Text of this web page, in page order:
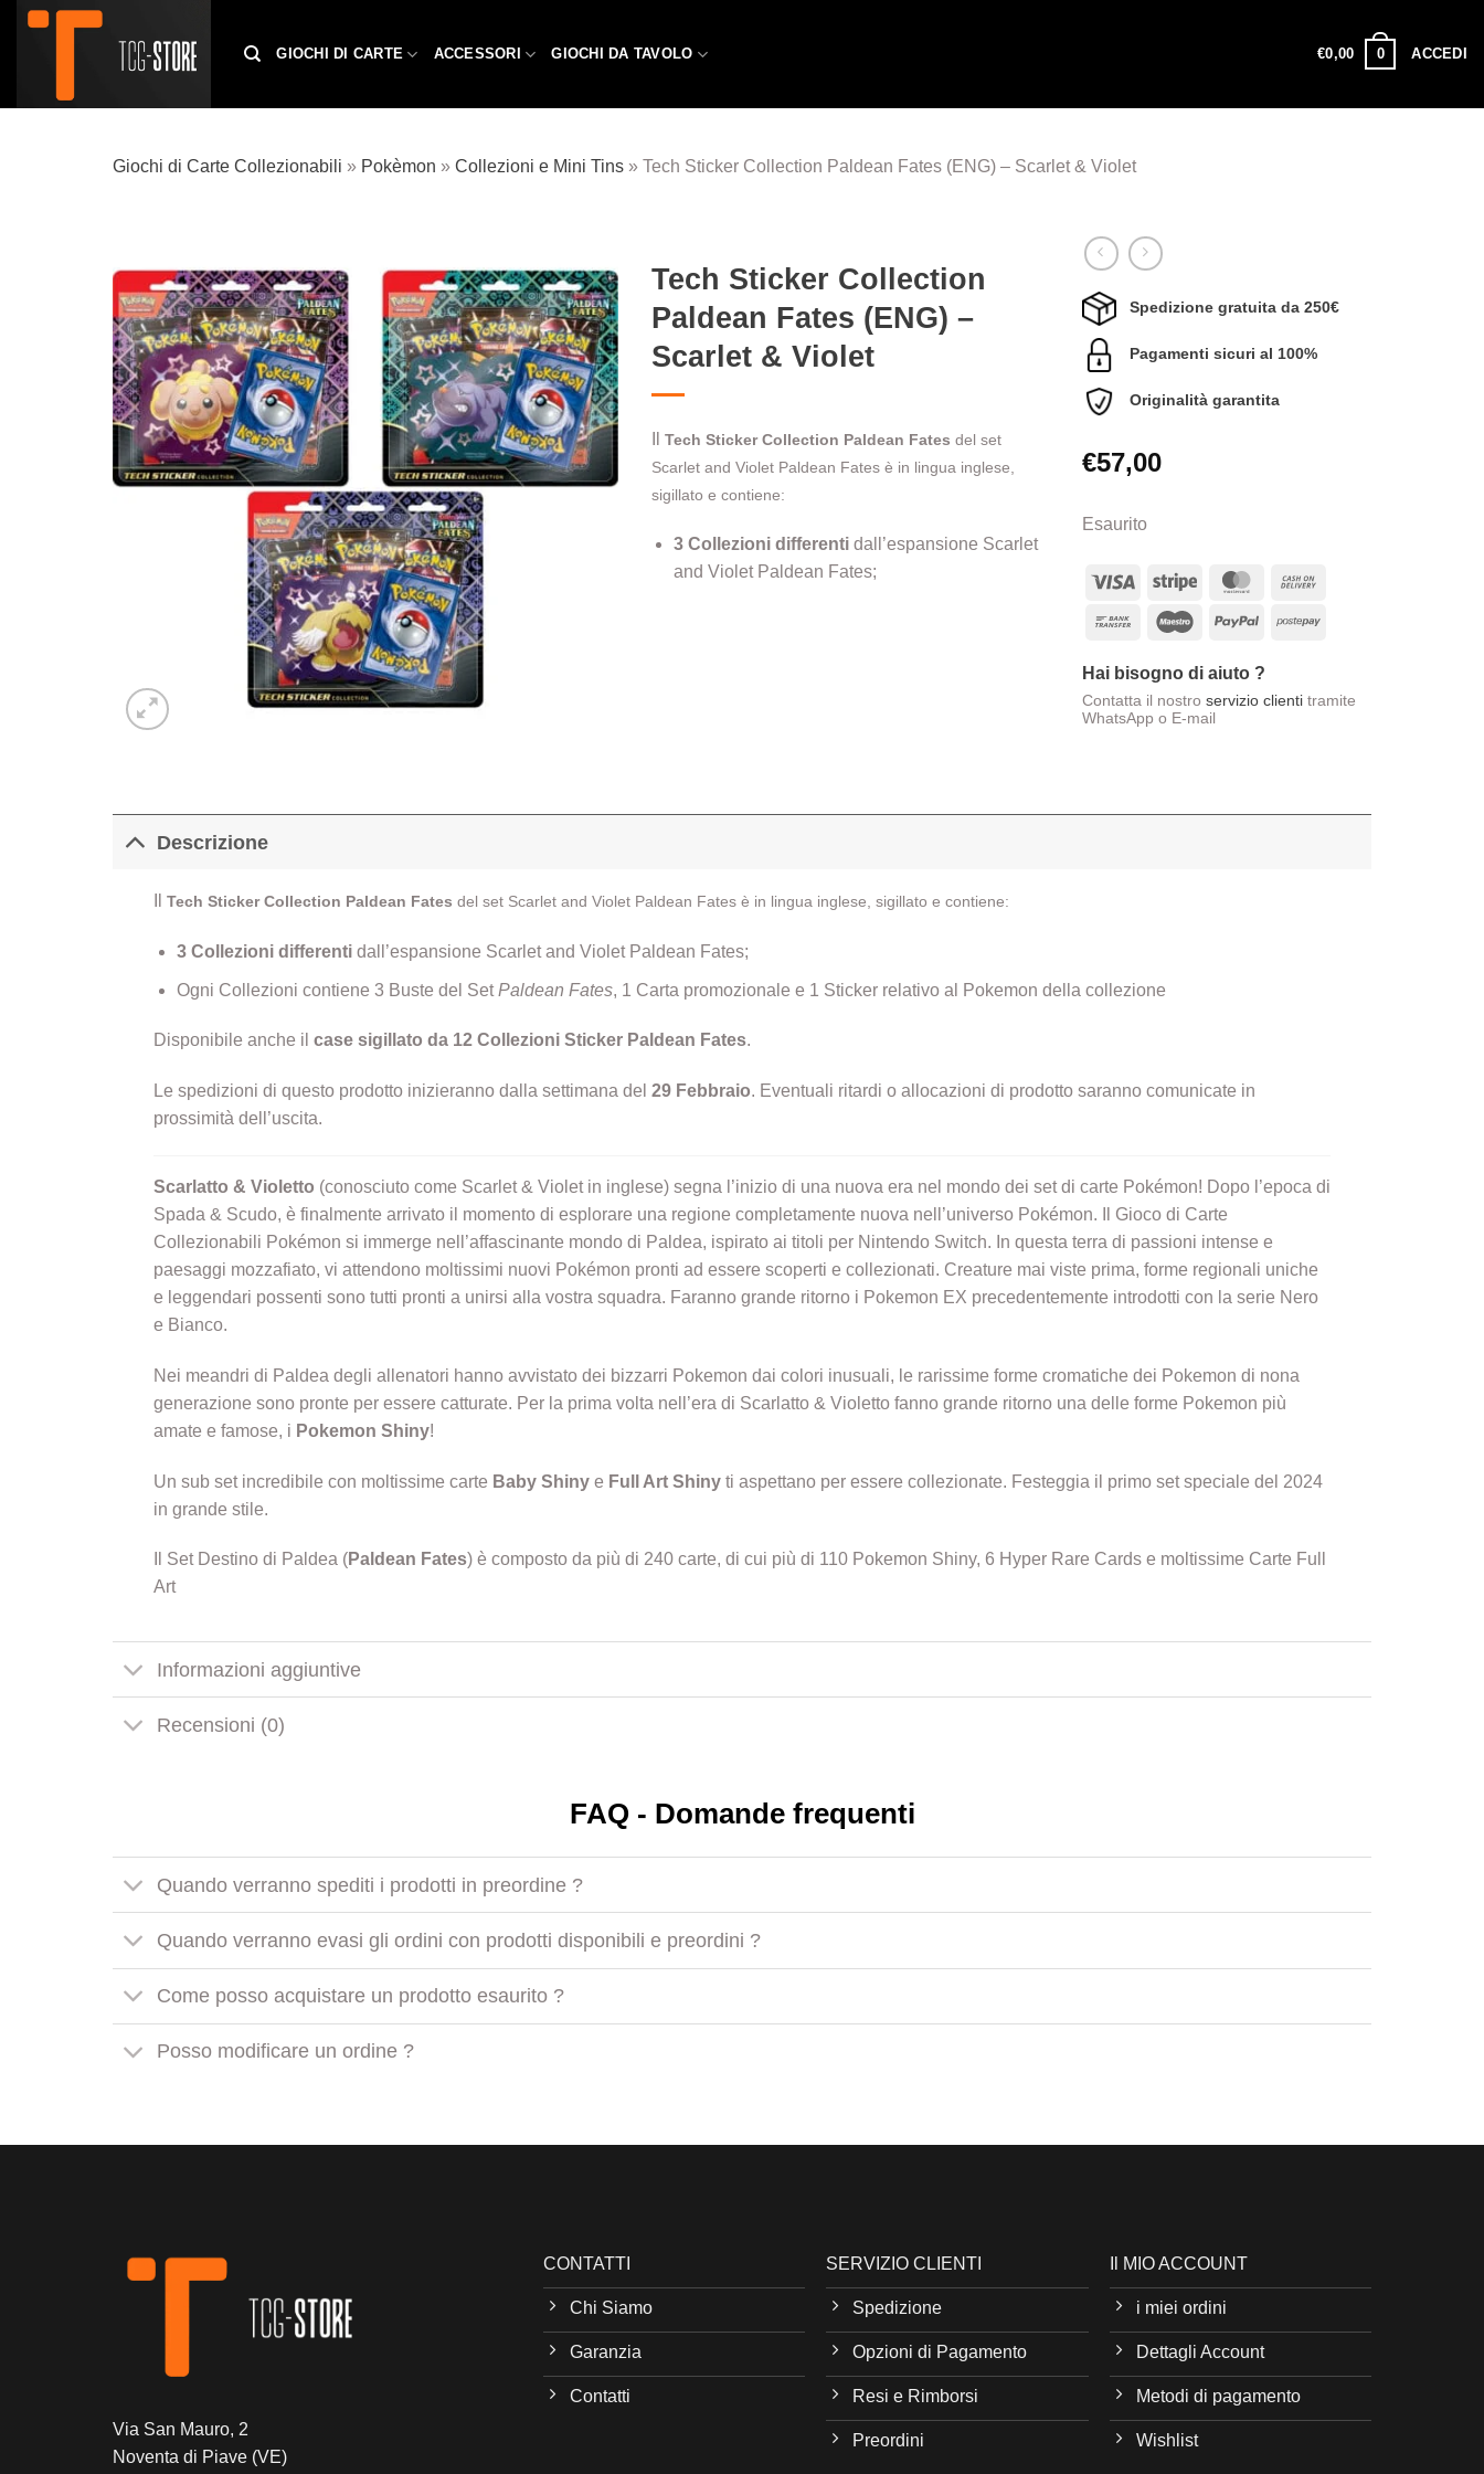
Salta
GIOCHI DI CARTE ACCESSORI GIOCHI DA TAVOLO €0,00 0 ACCEDI
Giochi di Carte Collezionabili » Pokèmon » Collezioni e Mini Tins » Tech Sticker Collection Paldean Fates (ENG) – Scarlet & Violet
Aggiungi
alla lista
dei
desideri
Tech Sticker Collection
Paldean Fates (ENG) –
Scarlet & Violet
Tech Sticker Collection Paldean Fates del set
Scarlet and Violet Paldean Fates è in lingua inglese,
sigillato e contiene:
3 Collezioni differenti dall’espansione Scarlet
and Violet Paldean Fates;
Spedizione gratuita da 250€
Pagamenti sicuri al 100%
Originalità garantita
€57,00
Esaurito
Visa Stripe MasterCard
Bank
MaestroPayPal Postepay
Hai bisogno di aiuto ?
Contatta il nostro servizio clientitramite
WhatsApp o E-mail
Descrizione
Tech Sticker Collection Paldean Fates del set Scarlet and Violet Paldean Fates è in lingua inglese, sigillato e contiene:
3 Collezioni differentidall’espansione Scarlet and Violet Paldean Fates;
Ogni Collezioni contiene 3 Buste del SetPaldean Fates, 1 Carta promozionale e 1 Sticker relativo al Pokemon della collezione
Disponibile anche il case sigillato da 12 Collezioni Sticker Paldean Fates.
Le spedizioni di questo prodotto inizieranno dalla settimana del 29 Febbraio. Eventuali ritardi o allocazioni di prodotto saranno comunicate in
prossimità dell’uscita.
Scarlatto & Violetto (conosciuto come Scarlet & Violet in inglese) segna l’inizio di una nuova era nel mondo dei set di carte Pokémon! Dopo l’epoca di
Spada & Scudo, è finalmente arrivato il momento di esplorare una regione completamente nuova nell’universo Pokémon. Il Gioco di Carte
Collezionabili Pokémon si immerge nell’affascinante mondo di Paldea, ispirato ai titoli per Nintendo Switch. In questa terra di passioni intense e
paesaggi mozzafiato, vi attendono moltissimi nuovi Pokémon pronti ad essere scoperti e collezionati. Creature mai viste prima, forme regionali uniche
e leggendari possenti sono tutti pronti a unirsi alla vostra squadra. Faranno grande ritorno i Pokemon EX precedentemente introdotti con la serie Nero
e Bianco.
Nei meandri di Paldea degli allenatori hanno avvistato dei bizzarri Pokemon dai colori inusuali, le rarissime forme cromatiche dei Pokemon di nona
generazione sono pronte per essere catturate. Per la prima volta nell’era di Scarlatto & Violetto fanno grande ritorno una delle forme Pokemon più
amate e famose, i Pokemon Shiny!
Un sub set incredibile con moltissime carte Baby Shinye Full Art Shinyti aspettano per essere collezionate. Festeggia il primo set speciale del 2024
in grande stile.
Il Set Destino di Paldea (Paldean Fates) è composto da più di 240 carte, di cui più di 110 Pokemon Shiny, 6 Hyper Rare Cards e moltissime Carte Full
Art
Informazioni aggiuntive
Recensioni (0)
FAQ - Domande frequenti
Quando verranno spediti i prodotti in preordine ?
Quando verranno evasi gli ordini con prodotti disponibili e preordini ?
Come posso acquistare un prodotto esaurito ?
Posso modificare un ordine ?
Via San Mauro, 2
Noventa di Piave (VE)
CONTATTI
Chi Siamo
Garanzia
Contatti
SERVIZIO CLIENTI
Spedizione
Opzioni di Pagamento
Resi e Rimborsi
Preordini
Il MIO ACCOUNT
i miei ordini
Dettagli Account
Metodi di pagamento
Wishlist